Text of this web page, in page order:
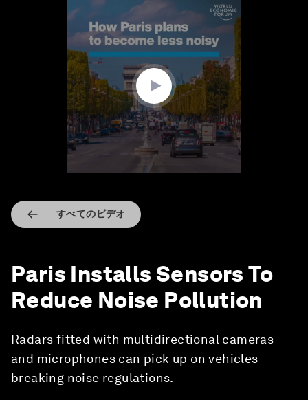
すべてのビデオ
Paris Installs Sensors To
Reduce Noise Pollution
Radars fitted with multidirectional cameras
and microphones can pick up on vehicles
breaking noise regulations.